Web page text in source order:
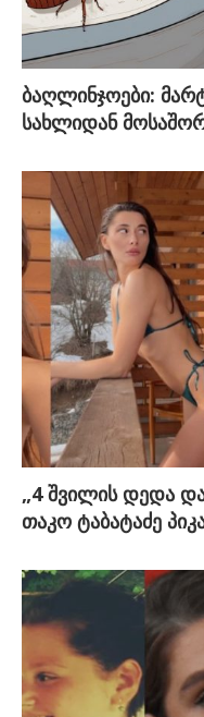
ბაღლინჯოები:
სახლიდან
„4 შვილის დედა
თაკო ტაბატაძე